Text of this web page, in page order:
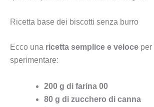
Ricetta base dei biscotti senza burro
Ecco una ricetta semplice e veloce per
sperimentare:
200 g di farina 00
80 g di zucchero di canna